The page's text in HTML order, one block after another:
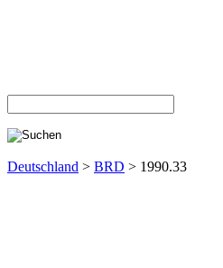
Deutschland > BRD > 1990.33